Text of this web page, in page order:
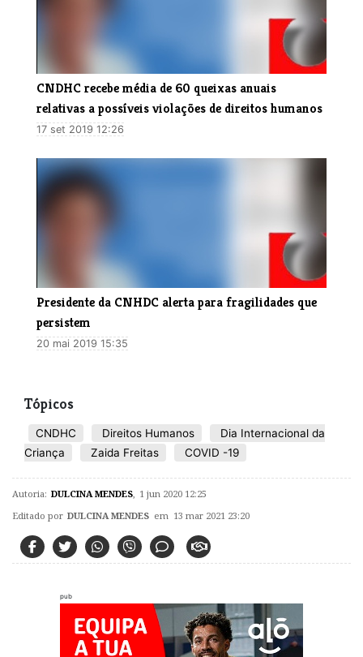
CNDHC recebe média de 60 queixas anuais
relativas a possíveis violações de direitos humanos
17 set 2019 12:26
Presidente da CNHDC alerta para fragilidades que
persistem
20 mai 2019 15:35
Tópicos
CNDHC Direitos Humanos
Dia Internacional da
Criança
Zaida Freitas COVID -19
Autoria: DULCINA MENDES 1 jun 2020 12:25
Editado por DULCINA MENDES em 13 mar 2021 23:20
pub